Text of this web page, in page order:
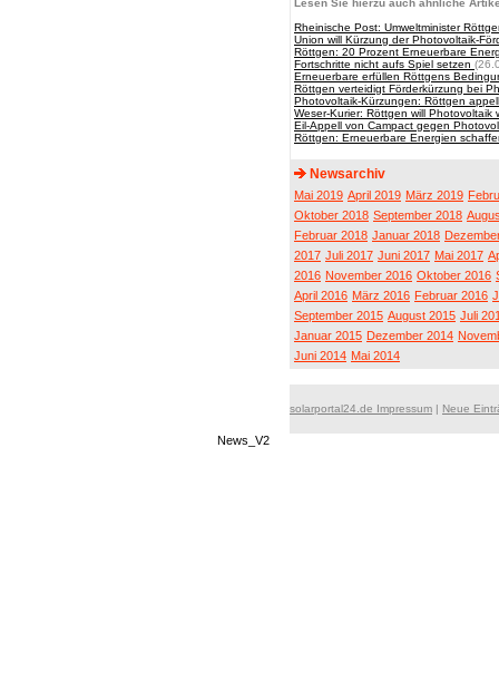
Lesen Sie hierzu auch ähnliche
Rheinische Post: Umweltminister
Union will Kürzung der Photovoltaik-
Röttgen: 20 Prozent Erneuerbare
Fortschritte nicht aufs Spiel setzen
Erneuerbare erfüllen Röttgens
Röttgen verteidigt Förderkürzung bei
Photovoltaik-Kürzungen: Röttgen
Weser-Kurier: Röttgen will Photovoltaik
Eil-Appell von Campact gegen
Röttgen: Erneuerbare Energien
Newsarchiv
Mai 2019 April 2019 März 2019
Oktober 2018 September 2018
Februar 2018 Januar 2018
2017 Juli 2017 Juni 2017 Mai 2017
2016 November 2016 Oktober 2016
April 2016 März 2016 Februar 2016
September 2015 August 2015 Juli
Januar 2015 Dezember 2014
Juni 2014 Mai 2014
solarportal24.de Impressum | Neue
News_V2